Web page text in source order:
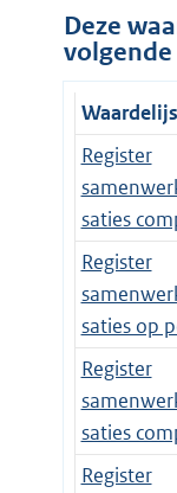
Deze
Register
saties
Register
saties op
Register
saties
Register